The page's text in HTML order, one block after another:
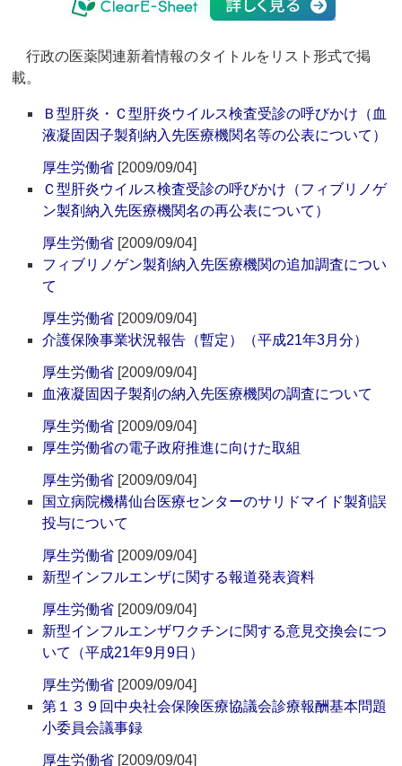
行政の医薬関連新着情報のタイトルをリスト形式で掲
載。
Ｂ型肝炎・Ｃ型肝炎ウイルス検査受診の呼びかけ（血
液凝固因子製剤納入先医療機関名等の公表について）
厚生労働省 [2009/09/04]
Ｃ型肝炎ウイルス検査受診の呼びかけ（フィブリノゲ
ン製剤納入先医療機関名の再公表について）
厚生労働省 [2009/09/04]
フィブリノゲン製剤納入先医療機関の追加調査につい
て
厚生労働省 [2009/09/04]
介護保険事業状況報告（暫定）（平成21年3月分）
厚生労働省 [2009/09/04]
血液凝固因子製剤の納入先医療機関の調査について
厚生労働省 [2009/09/04]
厚生労働省の電子政府推進に向けた取組
厚生労働省 [2009/09/04]
国立病院機構仙台医療センターのサリドマイド製剤誤
投与について
厚生労働省 [2009/09/04]
新型インフルエンザに関する報道発表資料
厚生労働省 [2009/09/04]
新型インフルエンザワクチンに関する意見交換会につ
いて（平成21年9月9日）
厚生労働省 [2009/09/04]
第１３９回中央社会保険医療協議会診療報酬基本問題
小委員会議事録
厚生労働省 [2009/09/04]